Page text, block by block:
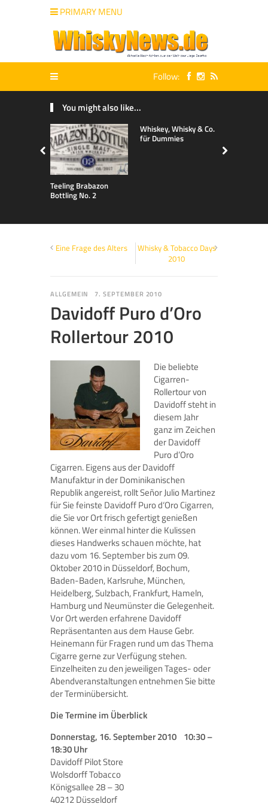
PRIMARY MENU
Follow:
You might also like...
Teeling Brabazon
Bottling No. 2
Whiskey, Whisky & Co.
für Dummies
Eine Frage des Alters
Whisky & Tobacco Days
2010
ALLGEMEIN 7. SEPTEMBER 2010
Davidoff Puro d’Oro
Rollertour 2010
Die beliebte
Cigarren-
Rollertour von
Davidoff steht in
diesem Jahr
ganz im Zeichen
der Davidoff
Puro d’Oro
Cigarren. Eigens aus der Davidoff
Manufaktur in der Dominikanischen
Republik angereist, rollt Señor Julio Martinez
für Sie feinste Davidoff Puro d‘Oro Cigarren,
die Sie vor Ort frisch gefertigt genießen
können. Wer einmal hinter die Kulissen
dieses Handwerks schauen möchte, hat
dazu vom 16. September bis zum 09.
Oktober 2010 in Düsseldorf, Bochum,
Baden-Baden, Karlsruhe, München,
Heidelberg, Sulzbach, Frankfurt, Hameln,
Hamburg und Neumünster die Gelegenheit.
Vor Ort werden erfahrene Davidoff
Repräsentanten aus dem Hause Gebr.
Heinemann für Fragen rund um das Thema
Cigarre gerne zur Verfügung stehen.
Einzelheiten zu den jeweiligen Tages- oder
Abendveranstaltungen entnehmen Sie bitte
der Terminübersicht.
Die Termine im Überblick
Donnerstag, 16. September 2010 10:30 –
18:30 Uhr
Davidoff Pilot Store
Wolsdorff Tobacco
Königsallee 28 – 30
40212 Düsseldorf